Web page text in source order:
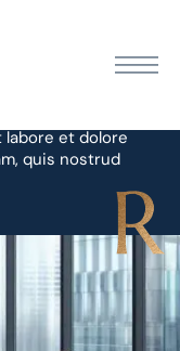
et dolore
quis nostrud